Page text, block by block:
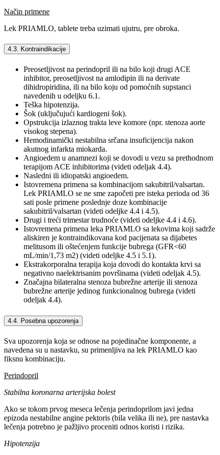
Način primene
Lek PRIAMLO, tablete treba uzimati ujutru, pre obroka.
4.3. Kontraindikacije
Preosetljivost na perindopril ili na bilo koji drugi ACE
inhibitor, preosetljivost na amlodipin ili na derivate
dihidropiridina, ili na bilo koju od pomoćnih supstanci
navedenih u odeljku 6.1.
Teška hipotenzija.
Šok (uključujući kardiogeni šok).
Opstrukcija izlaznog trakta leve komore (npr. stenoza aorte
visokog stepena).
Hemodinamički nestabilna srčana insuficijencija nakon
akutnog infarkta miokarda.
Angioedem u anamnezi koji se dovodi u vezu sa prethodnom
terapijom ACE inhibitorima (videti odeljak 4.4).
Nasledni ili idiopatski angioedem.
Istovremena primena sa kombinacijom sakubitril/valsartan.
Lek PRIAMLO se ne sme započeti pre isteka perioda od 36
sati posle primene poslednje doze kombinacije
sakubitril/valsartan (videti odeljke 4.4 i 4.5).
Drugi i treći trimestar trudnoće (videti odeljke 4.4 i 4.6).
Istovremena primena leka PRIAMLO sa lekovima koji sadrže
aliskiren je kontraindikovana kod pacijenata sa dijabetes
melitusom ili oštećenjem funkcije bubrega (GFR<60
mL/min/1,73 m2) (videti odeljke 4.5 i 5.1).
Ekstrakorporalna terapija koja dovodi do kontakta krvi sa
negativno naelektrisanim površinama (videti odeljak 4.5).
Značajna bilateralna stenoza bubrežne arterije ili stenoza
bubrežne arterije jedinog funkcionalnog bubrega (videti
odeljak 4.4).
4.4. Posebna upozorenja
Sva upozorenja koja se odnose na pojedinačne komponente, a
navedena su u nastavku, su primenljiva na lek PRIAMLO kao
fiksnu kombinaciju.
Perindopril
Stabilna koronarna arterijska bolest
Ako se tokom prvog meseca lečenja perindoprilom javi jedna
epizoda nestabilne angine pektoris (bila velika ili ne), pre nastavka
lečenja potrebno je pažljivo proceniti odnos koristi i rizika.
Hipotenzija